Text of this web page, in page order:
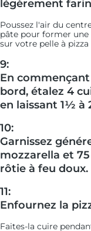
légèrement
Poussez l'air du
pâte pour former une
sur votre pelle à
9:
En
bord, étalez 4
en laissant 1½ à
10:
Garnissez
mozzarella et
rôtie à feu doux.
11:
Enfournez la
Faites-la cuire